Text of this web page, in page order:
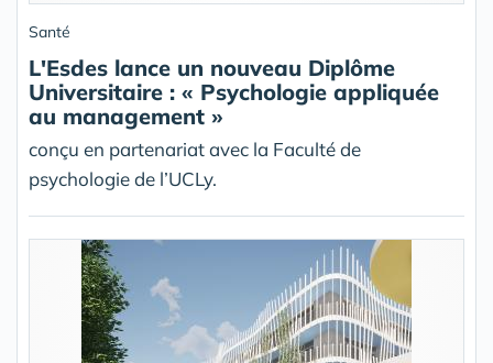
Santé
L'Esdes lance un nouveau Diplôme
Universitaire : « Psychologie appliquée
au management »
conçu en partenariat avec la Faculté de
psychologie de l’UCLy.